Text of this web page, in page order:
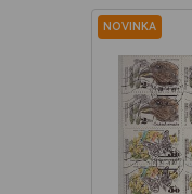
NOVINKA